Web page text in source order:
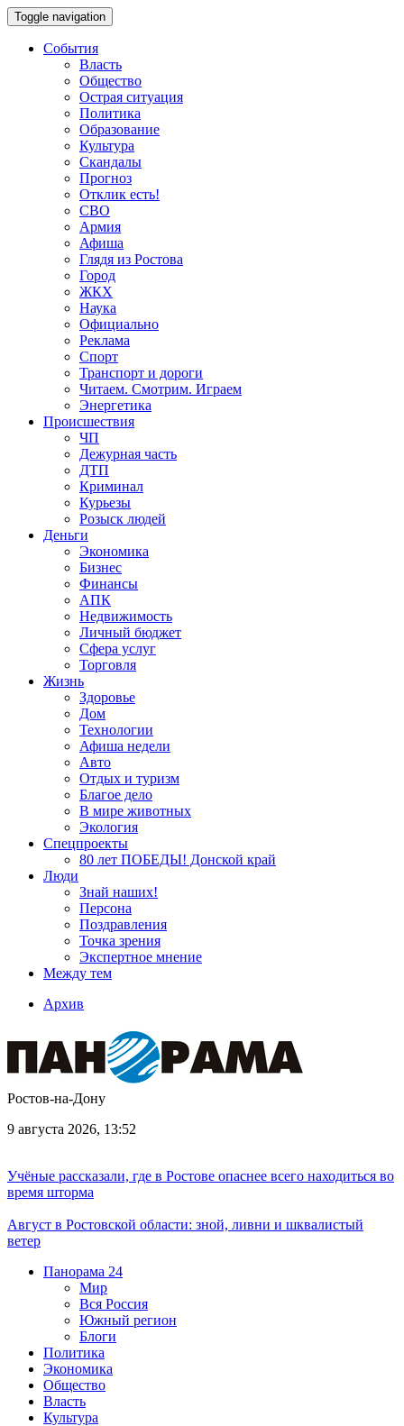
Toggle navigation
События
Власть
Общество
Острая ситуация
Политика
Образование
Культура
Скандалы
Прогноз
Отклик есть!
СВО
Армия
Афиша
Глядя из Ростова
Город
ЖКХ
Наука
Официально
Реклама
Спорт
Транспорт и дороги
Читаем. Смотрим. Играем
Энергетика
Происшествия
ЧП
Дежурная часть
ДТП
Криминал
Курьезы
Розыск людей
Деньги
Экономика
Бизнес
Финансы
АПК
Недвижимость
Личный бюджет
Сфера услуг
Торговля
Жизнь
Здоровье
Дом
Технологии
Афиша недели
Авто
Отдых и туризм
Благое дело
В мире животных
Экология
Спецпроекты
80 лет ПОБЕДЫ! Донской край
Люди
Знай наших!
Персона
Поздравления
Точка зрения
Экспертное мнение
Между тем
Архив
Ростов-на-Дону
9 августа 2026, 13:52
Учёные рассказали, где в Ростове опаснее всего находиться во
время шторма
Август в Ростовской области: зной, ливни и шквалистый
ветер
Панорама 24
Мир
Вся Россия
Южный регион
Блоги
Политика
Экономика
Общество
Власть
Культура